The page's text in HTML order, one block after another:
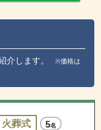
介します。
※価格は
火葬式 5名